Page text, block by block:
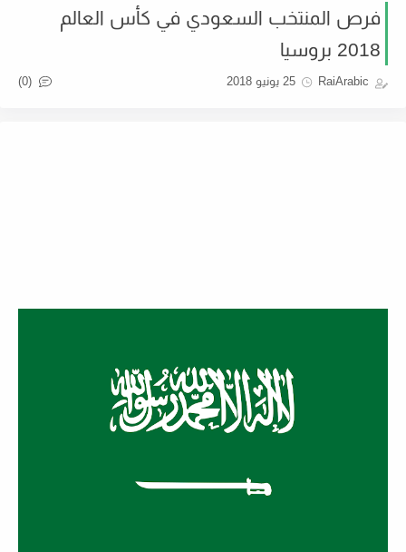
فرص المنتخب السعودي في كأس العالم
2018 بروسيا
RaiArabic 25 يونيو 2018 (0)